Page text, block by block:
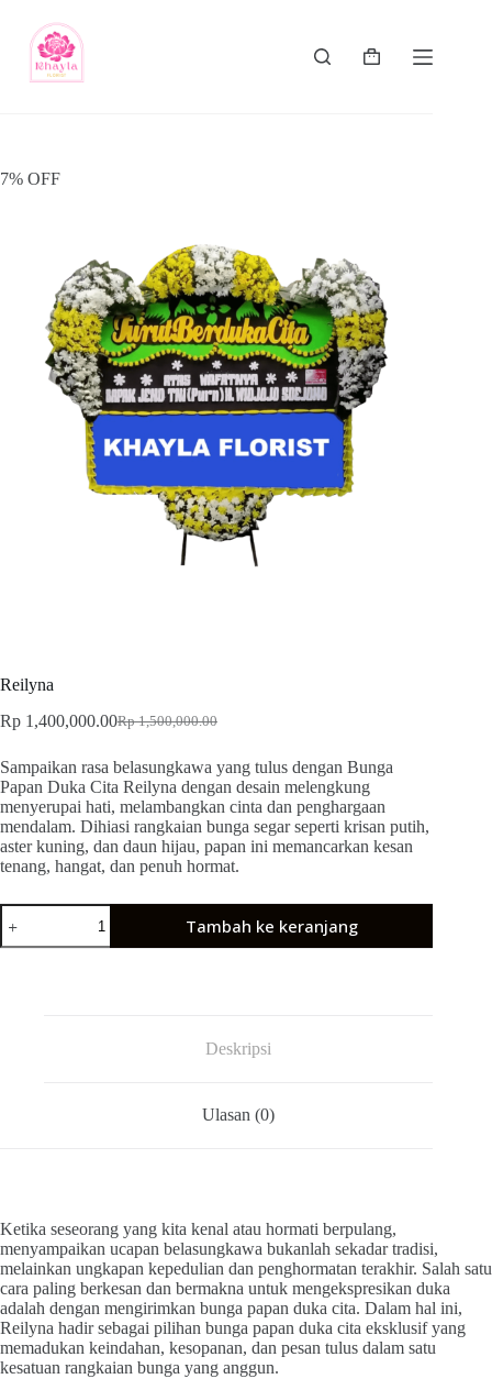
7% OFF
Reilyna
Rp1,500,000.00
Rp 1,400,000.00
Sampaikan rasa belasungkawa yang tulus dengan Bunga
Papan Duka Cita Reilyna dengan desain melengkung
menyerupai hati, melambangkan cinta dan penghargaan
mendalam. Dihiasi rangkaian bunga segar seperti krisan putih,
aster kuning, dan daun hijau, papan ini memancarkan kesan
tenang, hangat, dan penuh hormat.
Tambah ke keranjang
Deskripsi
Ulasan (0)
Ketika seseorang yang kita kenal atau hormati berpulang,
menyampaikan ucapan belasungkawa bukanlah sekadar tradisi,
melainkan ungkapan kepedulian dan penghormatan terakhir. Salah satu
cara paling berkesan dan bermakna untuk mengekspresikan duka
adalah dengan mengirimkan bunga papan duka cita. Dalam hal ini,
Reilyna hadir sebagai pilihan bunga papan duka cita eksklusif yang
memadukan keindahan, kesopanan, dan pesan tulus dalam satu
kesatuan rangkaian bunga yang anggun.